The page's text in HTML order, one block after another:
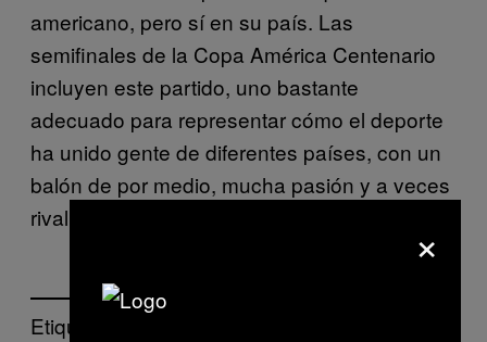
americano, pero sí en su país. Las
semifinales de la Copa América Centenario
incluyen este partido, uno bastante
adecuado para representar cómo el deporte
ha unido gente de diferentes países, con un
balón de por medio, mucha pasión y a veces
rivalidad.
Etiquetado:
×